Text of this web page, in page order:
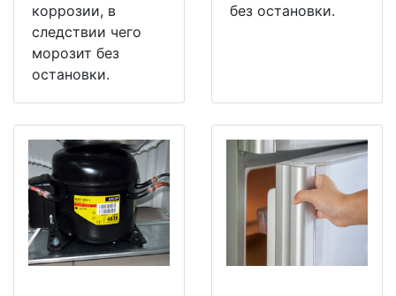
коррозии, в
следствии чего
морозит без
остановки.
без остановки.